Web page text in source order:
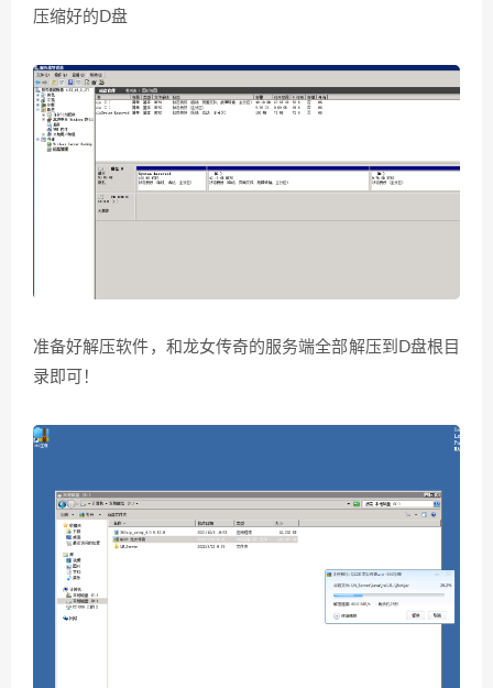
压缩好的D盘
准备好解压软件，和龙女传奇的服务端全部解压到D盘根目
录即可！